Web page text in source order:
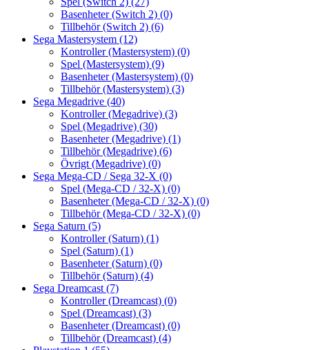
Basenheter (Switch 2) (0)
Tillbehör (Switch 2) (6)
Sega Mastersystem (12)
Kontroller (Mastersystem) (0)
Spel (Mastersystem) (9)
Basenheter (Mastersystem) (0)
Tillbehör (Mastersystem) (3)
Sega Megadrive (40)
Kontroller (Megadrive) (3)
Spel (Megadrive) (30)
Basenheter (Megadrive) (1)
Tillbehör (Megadrive) (6)
Övrigt (Megadrive) (0)
Sega Mega-CD / Sega 32-X (0)
Spel (Mega-CD / 32-X) (0)
Basenheter (Mega-CD / 32-X) (0)
Tillbehör (Mega-CD / 32-X) (0)
Sega Saturn (5)
Kontroller (Saturn) (1)
Spel (Saturn) (1)
Basenheter (Saturn) (0)
Tillbehör (Saturn) (4)
Sega Dreamcast (7)
Kontroller (Dreamcast) (0)
Spel (Dreamcast) (3)
Basenheter (Dreamcast) (0)
Tillbehör (Dreamcast) (4)